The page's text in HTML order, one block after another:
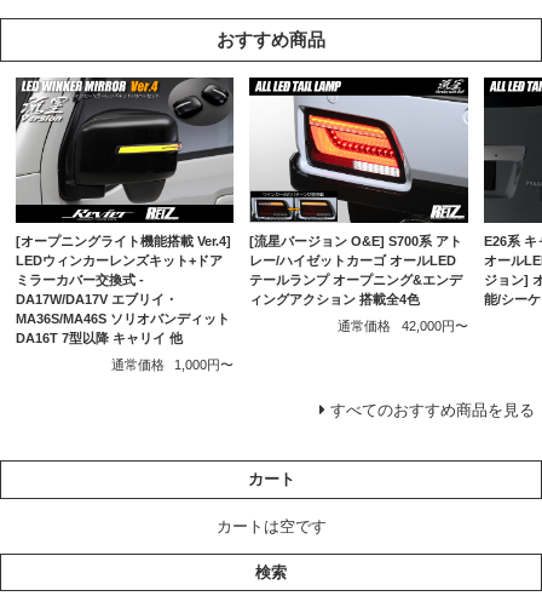
おすすめ商品
[オープニングライト機能搭載 Ver.4]
LEDウィンカーレンズキット+ドア
ミラーカバー交換式 -
DA17W/DA17V エブリイ・
MA36S/MA46S ソリオバンディット
DA16T 7型以降 キャリイ 他
通常価格
1,000円〜
[流星バージョン O&E] S700系 アト
レー/ハイゼットカーゴ オールLED
テールランプ オープニング&エンデ
ィングアクション 搭載全4色
通常価格
42,000円〜
E26系 キ
オール
ジョン]
能/シー
すべてのおすすめ商品を見る
カート
カートは空です
検索